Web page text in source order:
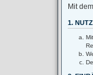
Mit
1.